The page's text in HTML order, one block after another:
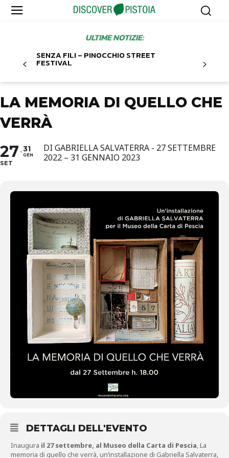
ULTIME NOTIZIE:
SENZA FILI – PINOCCHIO STREET
FESTIVAL
LA MEMORIA DI QUELLO CHE
VERRÀ
27
SET
31
GEN
DI GABRIELLA SALVATERRA - 27 SETTEMBRE
2022 – 31 GENNAIO 2023
DETTAGLI DELL'EVENTO
Inaugura il 27 settembre, al Museo della Carta di Pescia, La
memoria di quello che verrà, un’installazione di Gabriella Salvaterra,